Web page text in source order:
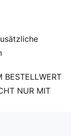
Kinder und
BESTELLWERT
NUR MIT